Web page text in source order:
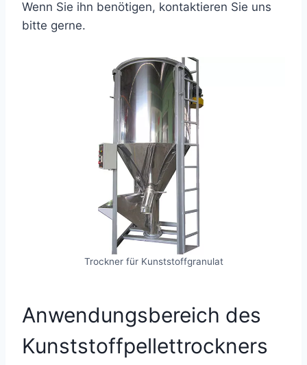
Wenn Sie ihn benötigen, kontaktieren Sie uns
bitte gerne.
Trockner für Kunststoffgranulat
Anwendungsbereich des
Kunststoffpellettrockners